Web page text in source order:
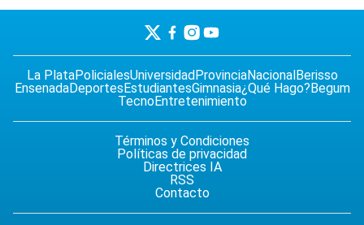
La PlataPolicialesUniversidadProvinciaNacionalBerisso
EnsenadaDeportesEstudiantesGimnasia¿Qué Hago?Begum
TecnoEntretenimiento
Términos y Condiciones
Políticas de privacidad
Directrices IA
RSS
Contacto